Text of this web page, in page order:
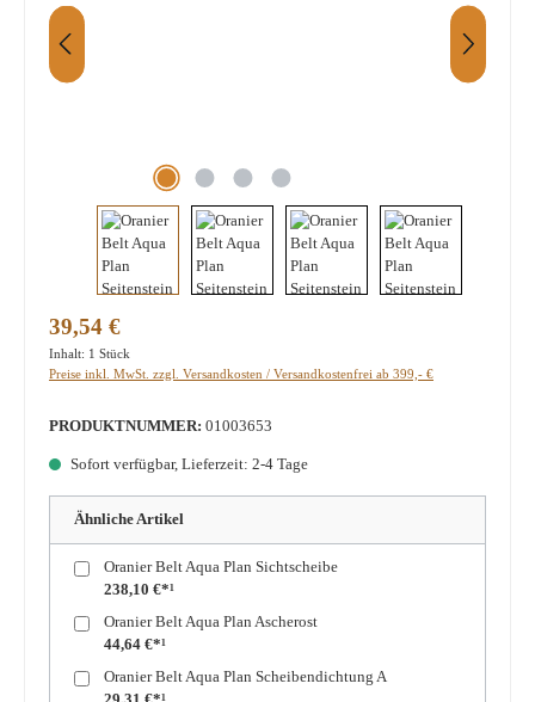
Regulärer Preis:
39,54 €
Inhalt: 1 Stück
Preise inkl. MwSt. zzgl. Versandkosten / Versandkostenfrei ab 399,- €
PRODUKTNUMMER: 01003653
Sofort verfügbar, Lieferzeit: 2-4 Tage
Ähnliche Artikel
Oranier Belt Aqua Plan Sichtscheibe
238,10 €*¹
Oranier Belt Aqua Plan Ascherost
44,64 €*¹
Oranier Belt Aqua Plan Scheibendichtung A